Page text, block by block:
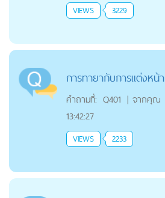
VIEWS 3229
การทายากับการแต่งหน้า
คำถามที่: Q401 | จากคุณ
13:42:27
VIEWS 2233